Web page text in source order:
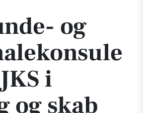
og
i
og skab